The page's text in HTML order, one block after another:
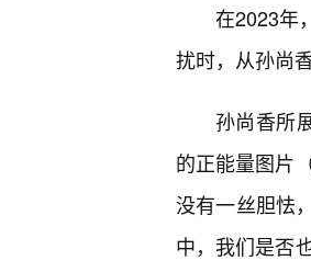
在2023年
扰时，从孙尚
孙尚香所
的正能量图片
没有一丝胆怯
中，我们是否